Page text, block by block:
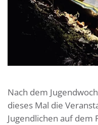
Nach dem
dieses Mal die
Jugendlichen auf dem